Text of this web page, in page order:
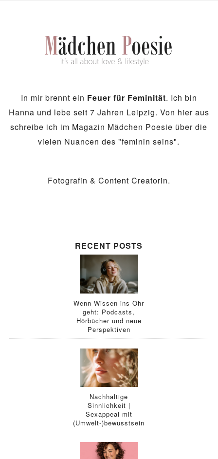
In mir brennt ein Feuer für Feminität. Ich bin
Hanna und lebe seit 7 Jahren Leipzig. Von hier aus
schreibe ich im Magazin Mädchen Poesie über die
vielen Nuancen des "feminin seins".
Fotografin & Content Creatorin.
RECENT POSTS
Wenn Wissen ins Ohr
geht: Podcasts,
Hörbücher und neue
Perspektiven
Nachhaltige
Sinnlichkeit |
Sexappeal mit
(Umwelt-)bewusstsein